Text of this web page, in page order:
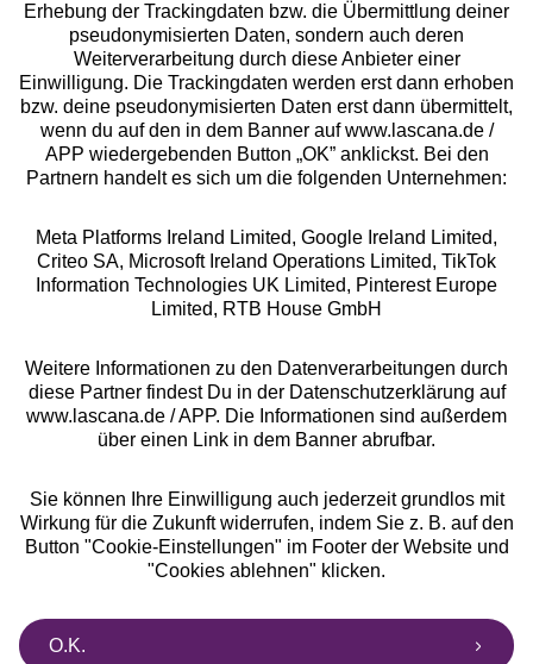
Über uns
Rechtliches
Alle Preise inkl. MwSt., zzgl.
Versandkosten
** Bonität vorausgesetzt, berechtigt zur Bonitätsprüfung
Erhebung der Trackingdaten bzw. die Übermittlung deiner
pseudonymisierten Daten, sondern auch deren
Weiterverarbeitung durch diese Anbieter einer
Einwilligung. Die Trackingdaten werden erst dann erhoben
bzw. deine pseudonymisierten Daten erst dann übermittelt,
wenn du auf den in dem Banner auf www.lascana.de /
APP wiedergebenden Button „OK” anklickst. Bei den
Partnern handelt es sich um die folgenden Unternehmen:
Meta Platforms Ireland Limited, Google Ireland Limited,
Criteo SA, Microsoft Ireland Operations Limited, TikTok
Information Technologies UK Limited, Pinterest Europe
Limited, RTB House GmbH
Weitere Informationen zu den Datenverarbeitungen durch
diese Partner findest Du in der Datenschutzerklärung auf
www.lascana.de / APP. Die Informationen sind außerdem
über einen Link in dem Banner abrufbar.
Sie können Ihre Einwilligung auch jederzeit grundlos mit
Wirkung für die Zukunft widerrufen, indem Sie z. B. auf den
Button "Cookie-Einstellungen" im Footer der Website und
"Cookies ablehnen" klicken.
O.K.